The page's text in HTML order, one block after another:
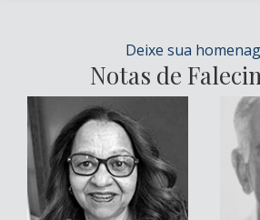
Deixe sua
Notas de